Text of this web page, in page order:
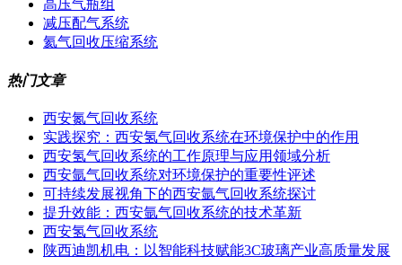
高压气瓶组
减压配气系统
氦气回收压缩系统
热门文章
西安氮气回收系统
实践探究：西安氢气回收系统在环境保护中的作用
西安氢气回收系统的工作原理与应用领域分析
西安氩气回收系统对环境保护的重要性评述
可持续发展视角下的西安氩气回收系统探讨
提升效能：西安氩气回收系统的技术革新
西安氢气回收系统
陕西迪凯机电：以智能科技赋能3C玻璃产业高质量发展